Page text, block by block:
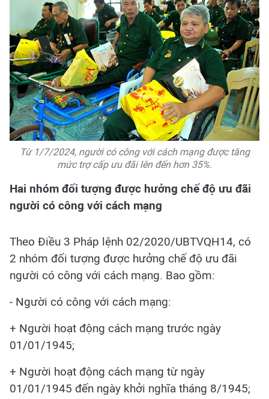
Từ 1/7/2024, người có công với cách mạng được tăng
mức trợ cấp ưu đãi lên đến hơn 35%.
Hai nhóm đối tượng được hưởng chế độ ưu đãi
người có công với cách mạng
Theo Điều 3 Pháp lệnh 02/2020/UBTVQH14, có
2 nhóm đối tượng được hưởng chế độ ưu đãi
người có công với cách mạng. Bao gồm:
- Người có công với cách mạng:
+ Người hoạt động cách mạng trước ngày
01/01/1945;
+ Người hoạt động cách mạng từ ngày
01/01/1945 đến ngày khởi nghĩa tháng 8/1945;